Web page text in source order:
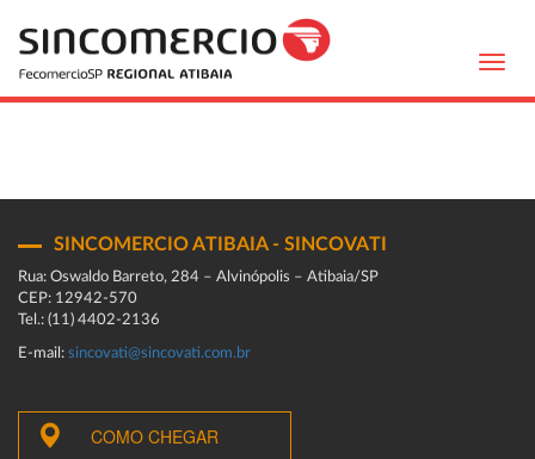
SINCOMERCIO ATIBAIA - SINCOVATI
Rua: Oswaldo Barreto, 284 – Alvinópolis – Atibaia/SP
CEP: 12942-570
Tel.: (11) 4402-2136
E-mail: sincovati@sincovati.com.br
COMO CHEGAR